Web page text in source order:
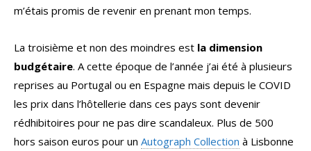
m’étais promis de revenir en prenant mon temps.
La troisième et non des moindres est la dimension
budgétaire. A cette époque de l’année j’ai été à plusieurs
reprises au Portugal ou en Espagne mais depuis le COVID
les prix dans l’hôtellerie dans ces pays sont devenir
rédhibitoires pour ne pas dire scandaleux. Plus de 500
hors saison euros pour un Autograph Collection à Lisbonne